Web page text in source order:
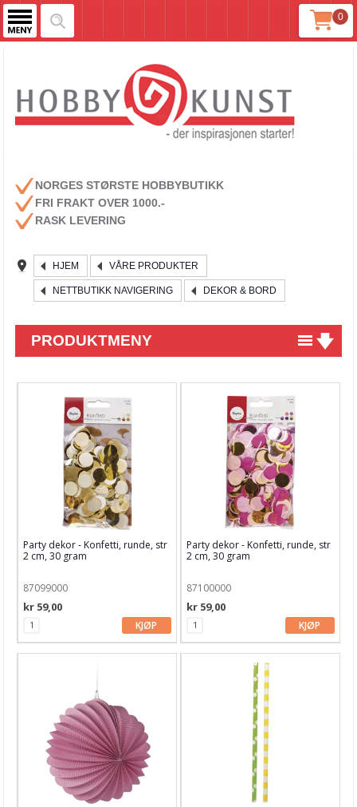
0
NORGES STØRSTE HOBBYBUTIKK
FRI FRAKT OVER 1000.-
RASK LEVERING
HJEM VÅRE PRODUKTER
NETTBUTIKK NAVIGERING DEKOR & BORD
PRODUKTMENY
Kurs & aktiviteter
Kort & Scrapbooking
Scrapbooking & lommescrapping
Planners & kalender
Art Journaling & Mixed Media
Vokssegl & tilbehør
Lim & Verktøy
Bånd, Blonder & Tekstil
Garn & Tilbehør
Gips, støp, form
Hobby - generelt
Party dekor - Konfetti, runde, str
2 cm, 30 gram
87099000
kr 59,00
KJØP
Party dekor - Konfetti, runde, str
2 cm, 30 gram
87100000
kr 59,00
KJØP